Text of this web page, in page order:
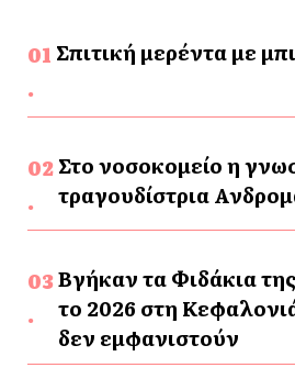
Σπιτική μερέντα με
Στο νοσοκομείο η
τραγουδίστρια
Βγήκαν τα Φιδάκια
το 2026 στη
δεν εμφανιστούν